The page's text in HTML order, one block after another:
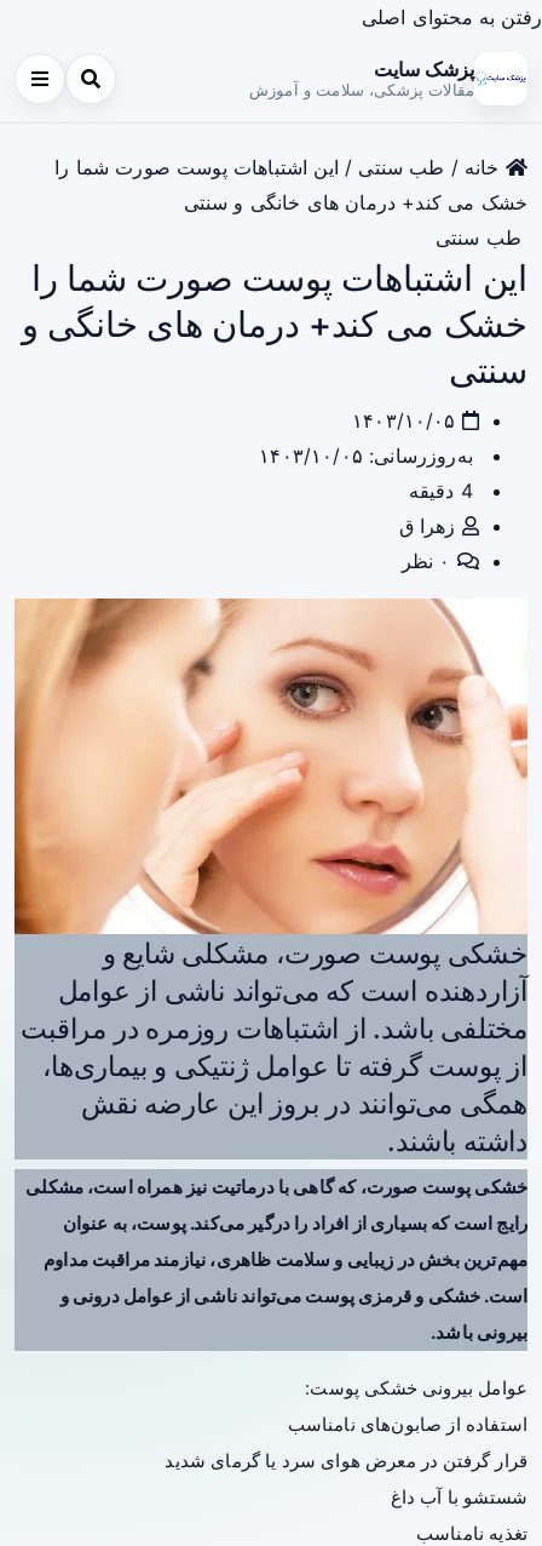
رفتن به محتوای اصلی
پزشک سایت
مقالات پزشکی، سلامت و آموزش
خانه / طب سنتی / این اشتباهات پوست صورت شما را
خشک می کند+ درمان های خانگی و سنتی
طب سنتی
این اشتباهات پوست صورت شما را
خشک می کند+ درمان های خانگی و
سنتی
به‌روزرسانی: ۱۴۰۳/۱۰/۰۵
4 دقیقه
زهرا ق
خشکی پوست صورت، مشکلی شایع و
آزاردهنده است که می‌تواند ناشی از عوامل
مختلفی باشد. از اشتباهات روزمره در مراقبت
از پوست گرفته تا عوامل ژنتیکی و بیماری‌ها،
همگی می‌توانند در بروز این عارضه نقش
داشته باشند.
خشکی پوست صورت، که گاهی با درماتیت نیز همراه است، مشکلی
رایج است که بسیاری از افراد را درگیر می‌کند. پوست، به عنوان
مهم‌ترین بخش در زیبایی و سلامت ظاهری، نیازمند مراقبت مداوم
است. خشکی و قرمزی پوست می‌تواند ناشی از عوامل درونی و
بیرونی باشد.
عوامل بیرونی خشکی پوست:
استفاده از صابون‌های نامناسب
قرار گرفتن در معرض هوای سرد یا گرمای شدید
شستشو با آب داغ
تغذیه نامناسب